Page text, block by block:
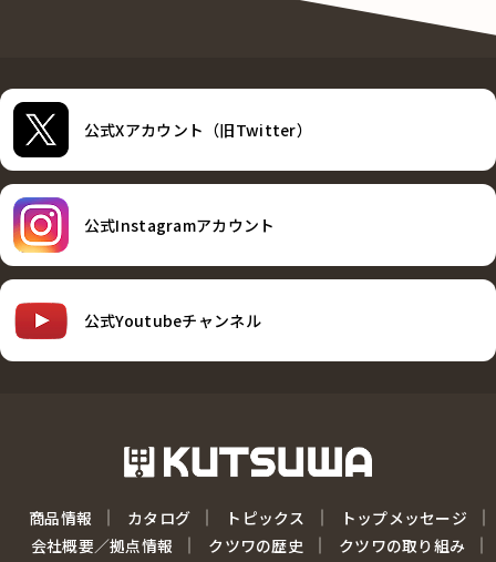
公式Xアカウント（旧Twitter）
公式Instagramアカウント
公式Youtubeチャンネル
商品情報 カタログ トピックス
トップメッセージ
会社概要／拠点情報
クツワの歴史
クツワの取り組み